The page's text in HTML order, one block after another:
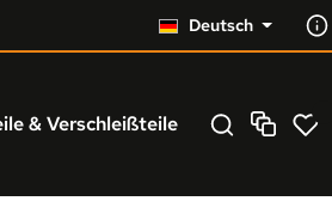
Deutsch
& Verschleißteile Service